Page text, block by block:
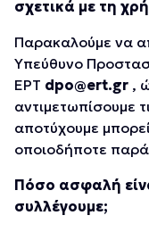
σχετικά με τη
Παρακαλούμε να
Υπεύθυνο
ΕΡΤ dpo@ert.gr ,
αντιμετωπίσουμε
αποτύχουμε
οποιοδήποτε
Πόσο ασφαλή
συλλέγουμε;